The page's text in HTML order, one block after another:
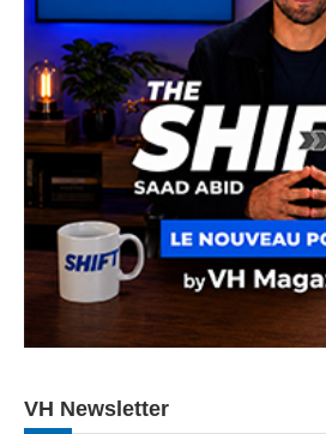
VH Newsletter